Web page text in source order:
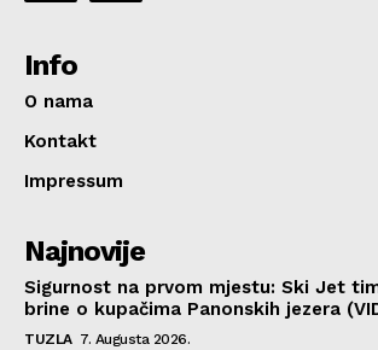
Info
O nama
Kontakt
Impressum
Najnovije
Sigurnost na prvom mjestu: Ski Jet
brine o kupačima Panonskih jezera
TUZLA 7. Augusta 2026.